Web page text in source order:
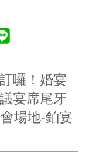
囉！婚宴
宴席尾牙
場地-鉑宴